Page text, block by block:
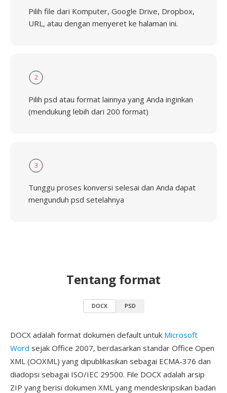
Pilih file dari Komputer, Google Drive, Dropbox,
URL, atau dengan menyeret ke halaman ini.
2
Pilih psd atau format lainnya yang Anda inginkan
(mendukung lebih dari 200 format)
3
Tunggu proses konversi selesai dan Anda dapat
mengunduh psd setelahnya
Tentang format
DOCX PSD
DOCX adalah format dokumen default untuk Microsoft
Word sejak Office 2007, berdasarkan standar Office Open
XML (OOXML) yang dipublikasikan sebagai ECMA-376 dan
diadopsi sebagai ISO/IEC 29500. File DOCX adalah arsip
ZIP yang berisi dokumen XML yang mendeskripsikan badan